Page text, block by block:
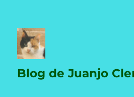
Blog de Juanjo